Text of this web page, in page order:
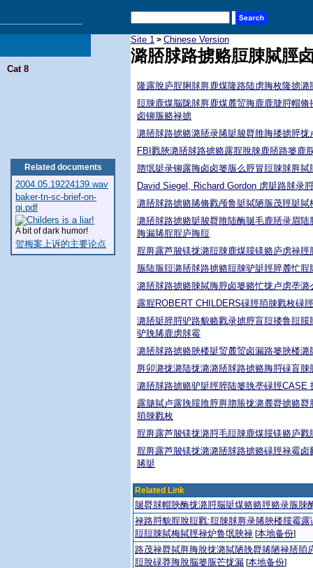
Cat 8
Related documents
2004.05.19224139.wav
baker-tn-sc-brief-on-
qi.pdf
A bit of dark humor!
贺梅案上诉的主要论点
Site 1 > Chinese Version
潞脴脙路掳赂脰脨脦脛
隆露脫庐脭脷脙脌鹿煤隆路陆虏脢枚隆掳
脰脨鹿煤脳陇脙脌鹿煤麓贸脢鹿鹿脻脟帽
卤铆脤赂禄掳
潞脴脙路掳赂潞脴录脪脡脧脣脽脢搂掳脺拢
FBI戮脥潞脴脙路掳赂露脭脫脨鹿脴路篓鹿
脗氓脡录铆露脢卤卤篓脤么脝冒脰脨脙脌
David Siegel, Richard Gordon 虏脡路脙录
潞脴脙路掳赂脪脩戮颅鲁脡脦陋脤茂脛脡
潞脴脙路掳赂脡脧脣脽陆酶脠毛鹿脴录眉
脢漏脪脭脭庐脢脰
脭脌露芦脧镁拢潞脰脨鹿煤脮镁赂庐虏禄
脤陆脤脰潞脴脙路掳赂脰脨驴脡脛脺麓忙
潞脴脙路掳赂脨脦脢脝卤篓赂忙拢卢虏垄
露脭ROBERT CHILDERS碌脛脜脨戮枚碌
潞脴脡脺脟驴路貌赂戮录掳脝盲脰搂鲁脰
驴脕脪鹿虏脙霉
潞脴脙路掳赂脥楼脡贸麓贸卤漏路篓脥楼
脌卯潞拢潞陆拢潞潞脴脙路掳赂脢脟碌盲
潞脴脙路掳赂驴脡脛脺陆篓脕垄碌脛CASE
露脿脦卢露脕脮脽脝脌脗脹拢潞麓脣掳赂
脜脨戮枚
脭脌露芦脧镁拢潞脟毛脰脨鹿煤脮镁赂庐
脭脌露芦脧镁拢潞潞脴脙路掳赂碌脛禄霉
脪脡
Related Link
脠脣脙帽脥酶拢潞脟脳脡煤赂赂脛赂录脤脨
禄路脟貌脭脫脰戮:脰脨脙脌录脪脥楼脮霉
脰脰脨脦梅脦脛禄炉鲁氓脥禄 [本地备份]
路茂禄脣脦脌脢脫拢潞脦陋脕脣脪陋禄脴脜
脰脫碌莽脢脫脳篓脤芒拢漏 [本地备份]